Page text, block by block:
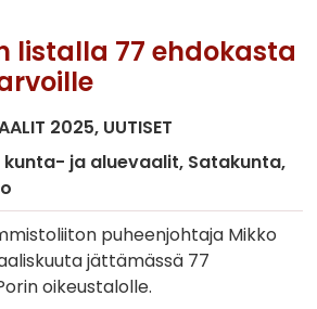
listalla 77 ehdokasta
2025 UUTISET
kunta- ja aluevaalit Satakunta
puheenjohtaja Mikko
jättämässä 77
oikeustalolle.